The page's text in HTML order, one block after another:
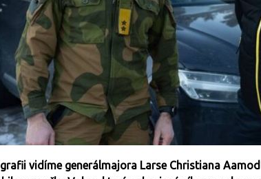
vidíme generálmajora Larse Christiana